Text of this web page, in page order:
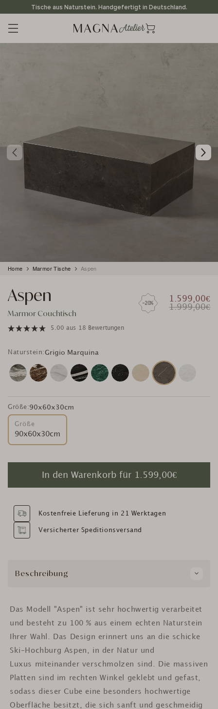
zum
Inhalt
Tische aus Naturstein. Handgefertigt in Deutschland.
Home Marmor Tische Aspen
Aspen
Marmor Couchtisch
-20%
1.599,00€
1.999,00€
5.00 aus 18 Bewertungen
Naturstein:Grigio Marquina
Größe:90x60x30cm
Größe
90x60x30cm
In den Warenkorb für 1.599,00€
Kostenfreie Lieferung in 21 Werktagen
Versicherter Speditionsversand
Produkt
Warenkorb
hinzugefügt
Beschreibung
Das Modell "Aspen" ist sehr hochwertig verarbeitet
und besteht zu 100 % aus einem echten Naturstein
Ihrer Wahl. Das Design erinnert uns an die schicke
Ski-Hochburg Aspen, in der Natur und
Luxus miteinander verschmolzen sind. Die massiven
Platten sind im rechten Winkel geklebt und gefast,
sodass dieser Cube eine besonders hochwertige
Oberfläche besitzt, die sich sanft und geschmeidig